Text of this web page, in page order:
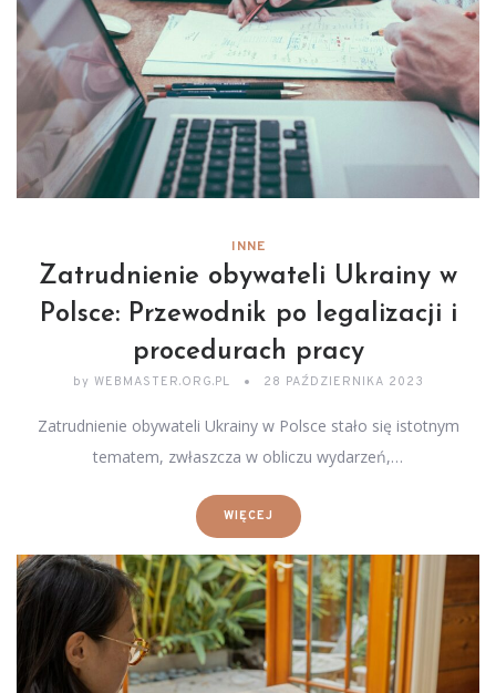
INNE
Zatrudnienie obywateli Ukrainy w
Polsce: Przewodnik po legalizacji i
procedurach pracy
by WEBMASTER.ORG.PL 28 PAŹDZIERNIKA 2023
Zatrudnienie obywateli Ukrainy w Polsce stało się istotnym
tematem, zwłaszcza w obliczu wydarzeń,…
WIĘCEJ